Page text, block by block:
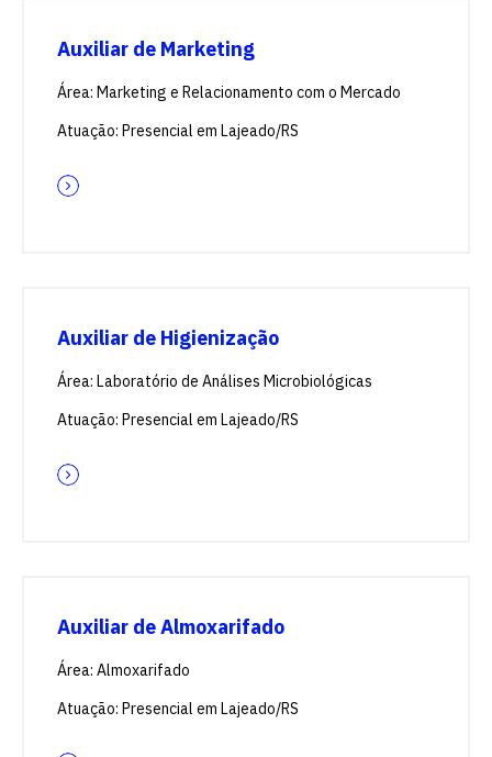
Auxiliar de Marketing
Área: Marketing e Relacionamento com o Mercado
Atuação: Presencial em Lajeado/RS
Auxiliar de Higienização
Área: Laboratório de Análises Microbiológicas
Atuação: Presencial em Lajeado/RS
Auxiliar de Almoxarifado
Área: Almoxarifado
Atuação: Presencial em Lajeado/RS